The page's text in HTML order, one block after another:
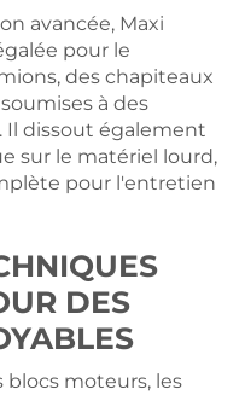
avancée, Maxi
pour le
des chapiteaux
à des
Il dissout également
sur le matériel lourd,
pour l'entretien
DES
moteurs, les